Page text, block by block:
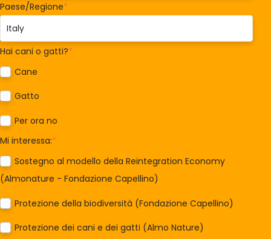
Paese/Regione*
Hai cani o gatti?*
Cane
Gatto
Per ora no
Mi interessa:*
Sostegno al modello della Reintegration Economy
(Almonature - Fondazione Capellino)
Protezione della biodiversità (Fondazione Capellino)
Protezione dei cani e dei gatti (Almo Nature)